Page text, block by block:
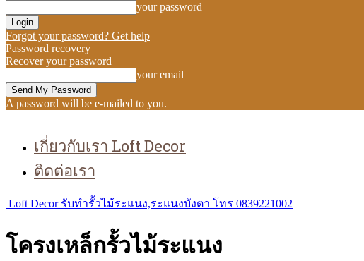
your password
Forgot your password? Get help
Password recovery
Recover your password
your email
A password will be e-mailed to you.
เกี่ยวกับเรา Loft Decor
ติดต่อเรา
Loft Decor รับทำรั้วไม้ระแนง,ระแนงบังตา โทร 0839221002
โครงเหล็กรั้วไม้ระแนง